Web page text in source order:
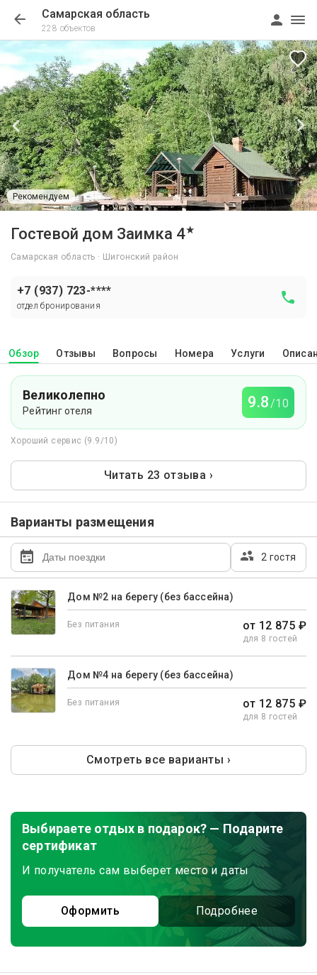
Самарская область
228 объектов
Рекомендуем
Гостевой дом Заимка 4★
Самарская область · Шигонский район
+7 (937) 723-****
отдел бронирования
Обзор Отзывы Вопросы Номера Услуги
Великолепно
Рейтинг отеля 9.8/10
Хороший сервис (9.9/10)
Читать 23 отзыва ›
Варианты размещения
2 гостя
Дом №2 на берегу (без бассейна)
Без питания от 12 875 ₽
для 8 гостей
Дом №4 на берегу (без бассейна)
Без питания от 12 875 ₽
для 8 гостей
Смотреть все варианты ›
Выбираете отдых в подарок? — Подарите
сертификат
И получатель сам выберет место и даты
Оформить Подробнее